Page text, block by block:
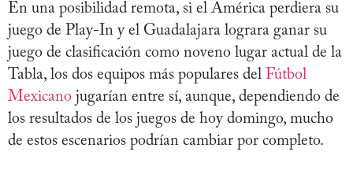
En una posibilidad remota, si el América perdiera su
juego de Play-In y el Guadalajara lograra ganar su
juego de clasificación como noveno lugar actual de la
Tabla, los dos equipos más populares del Fútbol
Mexicano jugarían entre sí, aunque, dependiendo de
los resultados de los juegos de hoy domingo, mucho
de estos escenarios podrían cambiar por completo.